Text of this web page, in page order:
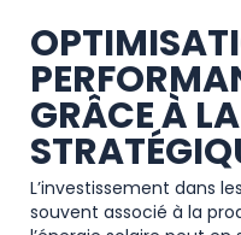
GRÂCE À
L’investissement dans
souvent associé à la